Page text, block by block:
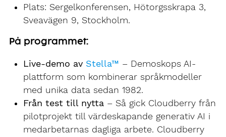
Plats: Sergelkonferensen, Hötorgsskrapa 3,
Sveavägen 9, Stockholm.
På programmet:
Live-demo av Stella™ – Demoskops AI-
plattform som kombinerar språkmodeller
med unika data sedan 1982.
Från test till nytta – Så gick Cloudberry från
pilotprojekt till värdeskapande generativ AI i
medarbetarnas dagliga arbete. Cloudberry